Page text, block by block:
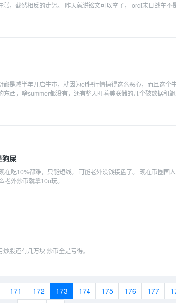
涨，截然相反的走势。 昨天就说铭文可以空了， ordi末日战车不
是减半年开启牛市，就因为etf把行情搞得这么恶心，而且这个
东西，啥summer都没有，还有整天盯着美联储的几个破数据和
狗屎
在吃10%都难，只能短线。 可能老外没钱接盘了。 现在币圈国
老外炒币就拿10u玩。
股还有几万块 炒币全是亏得。
171 172 173 174 175 176 177